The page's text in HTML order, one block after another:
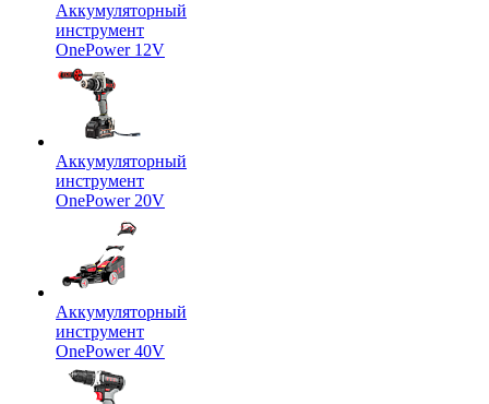
Аккумуляторный
инструмент
OnePower 12V
Аккумуляторный
инструмент
OnePower 20V
Аккумуляторный
инструмент
OnePower 40V